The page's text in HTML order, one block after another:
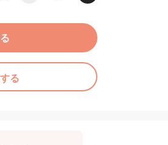
る